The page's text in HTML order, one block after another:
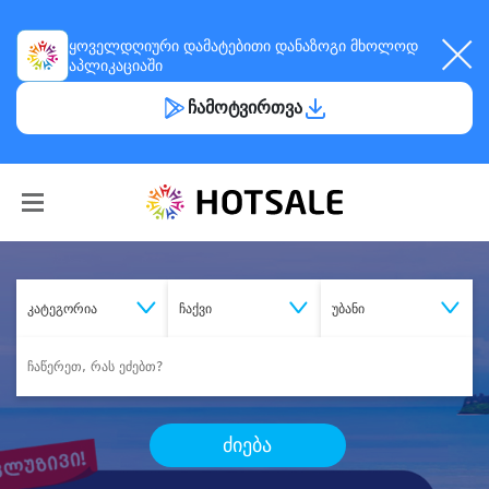
ყოველდღიური დამატებითი დანაზოგი მხოლოდ
აპლიკაციაში
ჩამოტვირთვა
კატეგორია ჩაქვი უბანი
ძიება